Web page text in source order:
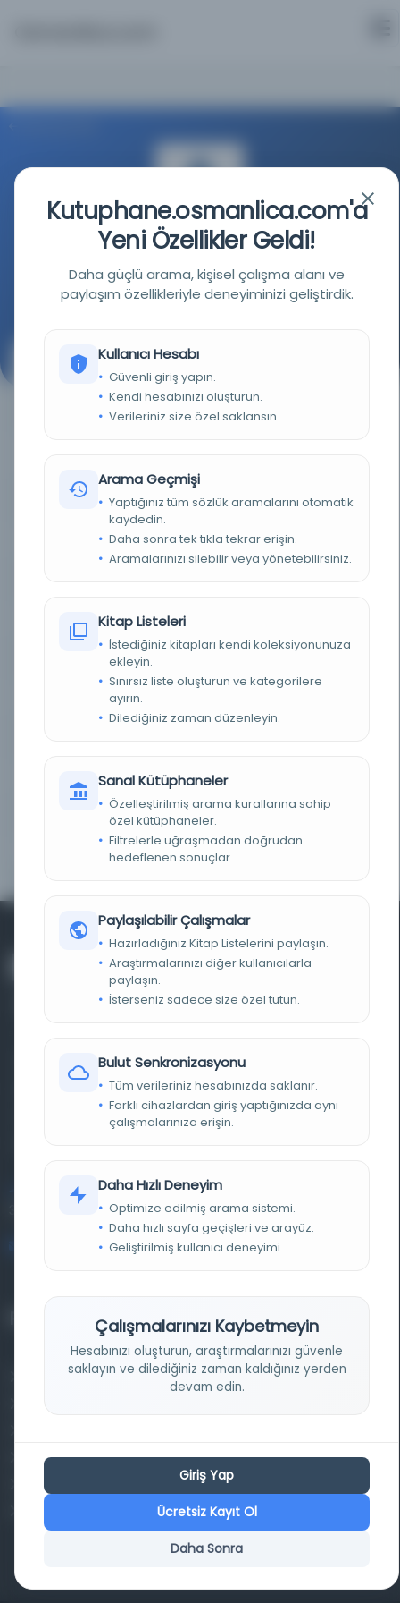
İstanbul Büyükşehir Belediyesi Kütüphaneleri
Kaynağa git
Diğer
Osmanlıca
Hayır
FIZIKSEL BOYUTLAR
KAYIT NUMARASI 3606823
İBB Atatürk Kitaplığı
YAYIN GELIŞ TARIHI 20.12.2012
Farklı dönem, dil ve coğrafyalara ait tarihî yazma ve
basma eserleri, arşiv belgelerini, süreli yayınları ve görsel
materyalleri bir araya getiren kapsamlı bir dijital
Entertech Ofis: 322 İstanbul Ün. Avcılar Kampüsü Avcılar,
34320 İstanbul
bilgi@osmanlica.com
Projelerimiz
Osmanlica.com
Kazakça Metin Sıklık Analizi
Transkripsiyon Alfabesi Çevirisi
Tarihi Dokümanlarda Görüntü İyileştirilmesi
Kutuphane.osmanlica.com'a
Yeni Özellikler Geldi!
Daha güçlü arama, kişisel çalışma alanı ve
paylaşım özellikleriyle deneyiminizi geliştirdik.
Kullanıcı Hesabı
Güvenli giriş yapın.
Kendi hesabınızı oluşturun.
Verileriniz size özel saklansın.
Arama Geçmişi
Yaptığınız tüm sözlük aramalarını otomatik
kaydedin.
Daha sonra tek tıkla tekrar erişin.
Aramalarınızı silebilir veya yönetebilirsiniz.
Kitap Listeleri
İstediğiniz kitapları kendi koleksiyonunuza
ekleyin.
Sınırsız liste oluşturun ve kategorilere
ayırın.
Dilediğiniz zaman düzenleyin.
Sanal Kütüphaneler
Özelleştirilmiş arama kurallarına sahip
özel kütüphaneler.
Filtrelerle uğraşmadan doğrudan
hedeflenen sonuçlar.
Paylaşılabilir Çalışmalar
Hazırladığınız Kitap Listelerini paylaşın.
Araştırmalarınızı diğer kullanıcılarla
paylaşın.
İsterseniz sadece size özel tutun.
Bulut Senkronizasyonu
Tüm verileriniz hesabınızda saklanır.
Farklı cihazlardan giriş yaptığınızda aynı
çalışmalarınıza erişin.
Daha Hızlı Deneyim
Optimize edilmiş arama sistemi.
Daha hızlı sayfa geçişleri ve arayüz.
Geliştirilmiş kullanıcı deneyimi.
Çalışmalarınızı Kaybetmeyin
Hesabınızı oluşturun, araştırmalarınızı güvenle
saklayın ve dilediğiniz zaman kaldığınız yerden
devam edin.
Giriş Yap
Ücretsiz Kayıt Ol
Daha Sonra